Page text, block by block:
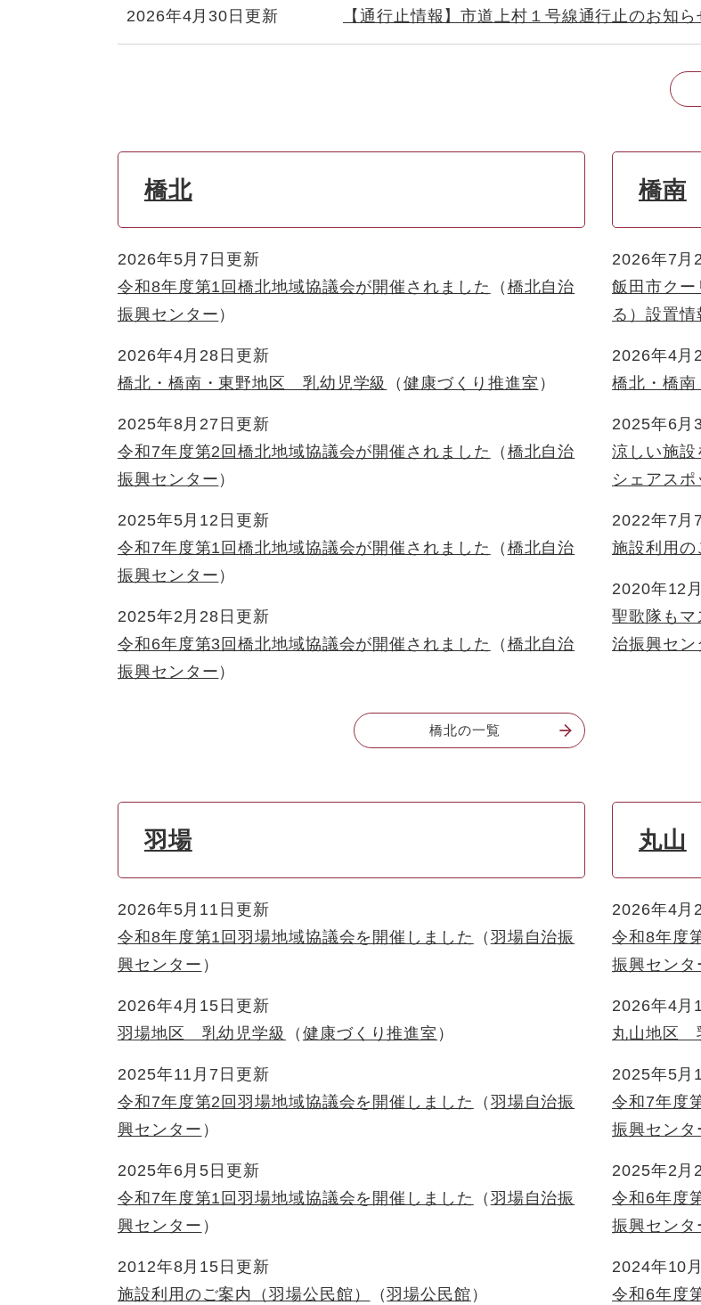
2026年4月30日更新 【通行止情報】市道上村１号線通行止のお知ら
橋北
2026年5月7日更新
令和8年度第1回橋北地域協議会が開催されました
橋北自治
振興センター
2026年4月28日更新
橋北・橋南・東野地区 乳幼児学級
健康づくり推進室
2025年8月27日更新
令和7年度第2回橋北地域協議会が開催されました
橋北自治
振興センター
2025年5月12日更新
令和7年度第1回橋北地域協議会が開催されました
橋北自治
振興センター
2025年2月28日更新
令和6年度第3回橋北地域協議会が開催されました
橋北自治
振興センター
橋北の一覧
橋南
2026年7月
飯田市クー
る）設置情
2026年4月
橋北・橋
2025年6月
涼しい施設
シェアスポ
2022年7月
施設利用の
2020年12
聖歌隊もマ
治振興セン
羽場
2026年5月11日更新
令和8年度第1回羽場地域協議会を開催しました
羽場自治振
興センター
2026年4月15日更新
羽場地区 乳幼児学級
健康づくり推進室
2025年11月7日更新
令和7年度第2回羽場地域協議会を開催しました
羽場自治振
興センター
2025年6月5日更新
令和7年度第1回羽場地域協議会を開催しました
羽場自治振
興センター
2012年8月15日更新
施設利用のご案内（羽場公民館）
羽場公民館
丸山
2026年4月
令和8年度
振興センタ
2026年4月
丸山地区
2025年5月
令和7年度
振興センタ
2025年2月
令和6年度
振興センタ
2024年10
令和6年度